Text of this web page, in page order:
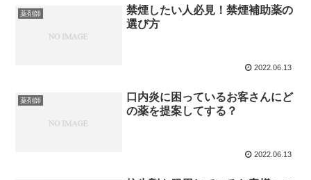
薬剤師
禁煙したい人必見！禁煙補助薬の
選び方
2022.06.13
薬剤師
口内炎に困っているお客さんにど
の薬を提案してする？
2022.06.13